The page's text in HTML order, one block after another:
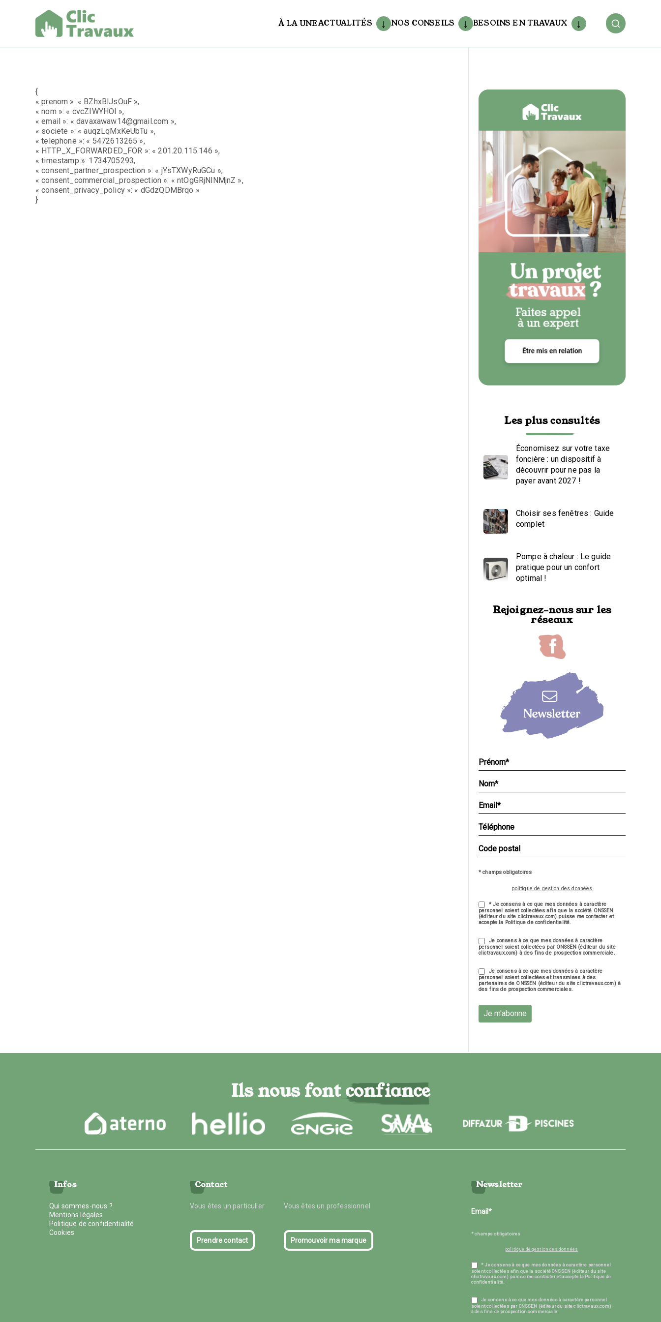
À LA UNEACTUALITÉS NOS CONSEILS BESOINS EN TRAVAUX
{
« prenom »: « BZhxBlJsOuF »,
« nom »: « cvcZIWYHOl »,
« email »: « davaxawaw14@gmail.com »,
« societe »: « auqzLqMxKeUbTu »,
« telephone »: « 5472613265 »,
« HTTP_X_FORWARDED_FOR »: « 201.20.115.146 »,
« timestamp »: 1734705293,
« consent_partner_prospection »: « jYsTXWyRuGCu »,
« consent_commercial_prospection »: « ntOgGRjNlNMjnZ »,
« consent_privacy_policy »: « dGdzQDMBrqo »
}
Les plus consultés
Économisez sur votre taxe
foncière : un dispositif à
découvrir pour ne pas la
payer avant 2027 !
Choisir ses fenêtres : Guide
complet
Pompe à chaleur : Le guide
pratique pour un confort
optimal !
Rejoignez-nous sur les
réseaux
* champs obligatoires
politique de gestion des données
* Je consens à ce que mes données à caractère
personnel soient collectées afin que la société ONSSEN
(éditeur du site clictravaux.com) puisse me contacter et
accepte la Politique de confidentialité.
Je consens à ce que mes données à caractère
personnel soient collectées par ONSSEN (éditeur du site
clictravaux.com) à des fins de prospection commerciale.
Je consens à ce que mes données à caractère
personnel soient collectées et transmises à des
partenaires de ONSSEN (éditeur du site clictravaux.com) à
des fins de prospection commerciales.
Je m'abonne
Ils nous font confiance
Infos
Qui sommes-nous ?
Mentions légales
Politique de confidentialité
Cookies
Contact
Vous êtes un particulier Vous êtes un professionnel
Prendre contact Promouvoir ma marque
Newsletter
* champs obligatoires
politique de gestion des données
* Je consens à ce que mes données à caractère personnel
soient collectées afin que la société ONSSEN (éditeur du site
clictravaux.com) puisse me contacter et accepte la Politique de
confidentialité.
Je consens à ce que mes données à caractère personnel
soient collectées par ONSSEN (éditeur du site clictravaux.com)
à des fins de prospection commerciale.